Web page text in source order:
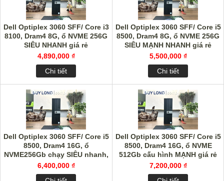
Dell Optiplex 3060 SFF/ Core i3
8100, Dram4 8G, ổ NVME 256G
SIÊU NHANH giá rẻ
4,890,000 ₫
Chi tiết
Dell Optiplex 3060 SFF/ Core i5
8500, Dram4 8G, ổ NVME 256G
SIÊU MẠNH NHANH giá rẻ
5,500,000 ₫
Chi tiết
Dell Optiplex 3060 SFF/ Core i5
8500, Dram4 16G, ổ
NVME256Gb chạy SIÊU nhanh,
cấu hình MẠNH
6,400,000 ₫
Dell Optiplex 3060 SFF/ Core i5
8500, Dram4 16G, ổ NVME
512Gb cấu hình MẠNH giá rẻ
7,200,000 ₫